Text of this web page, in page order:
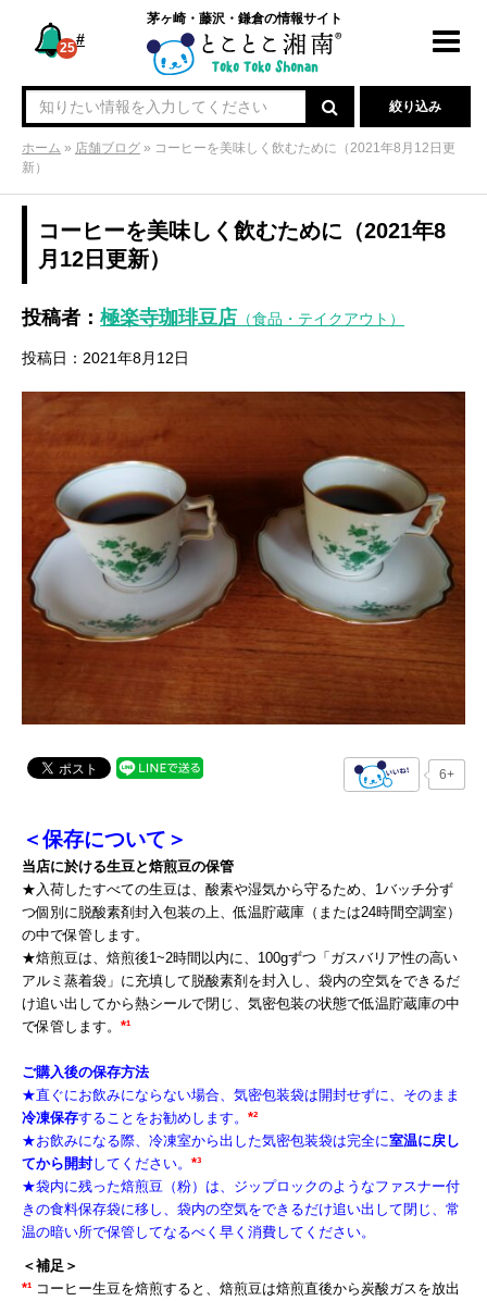
#
25
茅ヶ崎・藤沢・鎌倉の情報サイト
絞り込み
ホーム » 店舗ブログ » コーヒーを美味しく飲むために（2021年8月12日更
新）
コーヒーを美味しく飲むために（2021年8
月12日更新）
投稿者： 極楽寺珈琲豆店 （食品・テイクアウト）
投稿日：2021年8月12日
6+
＜保存について＞
当店に於ける生豆と焙煎豆の保管
★入荷したすべての生豆は、酸素や湿気から守るため、1バッチ分ず
つ個別に脱酸素剤封入包装の上、低温貯蔵庫（または24時間空調室）
の中で保管します。
★焙煎豆は、焙煎後1~2時間以内に、100gずつ「ガスバリア性の高い
アルミ蒸着袋」に充填して脱酸素剤を封入し、袋内の空気をできるだ
け追い出してから熱シールで閉じ、気密包装の状態で低温貯蔵庫の中
で保管します。 *¹
ご購入後の保存方法
★直ぐにお飲みにならない場合、気密包装袋は開封せずに、そのまま
冷凍保存することをお勧めします。 *²
★お飲みになる際、冷凍室から出した気密包装袋は完全に室温に戻し
てから開封してください。 *³
★袋内に残った焙煎豆（粉）は、ジップロックのようなファスナー付
きの食料保存袋に移し、袋内の空気をできるだけ追い出して閉じ、常
温の暗い所で保管してなるべく早く消費してください。
＜補足＞
*¹ コーヒー生豆を焙煎すると、焙煎豆は焙煎直後から炭酸ガスを放出